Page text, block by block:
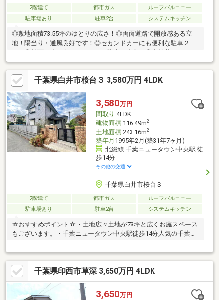
2階建て 都市ガス
ルーフバルコニー
駐車場あり
駐車2台 システムキッチン
◎敷地面積73.55坪のゆとりの広さ！◎両面道路で開放感ある立
地！陽当り・通風良好です！◎セカンドカーにも便利な駐車２台
ム済！キレイなお住まいで新生活を！◎ご家族みんながゆったり
くつろげる広々リビング！◎家事の時短に貢献！食器洗浄乾燥機
完備！◎全居室収納付！お部屋もスッキリ片付きます！【リフォ
ーム内容】・システムキッチン交換・ユニットバス交換・洗面化
粧台交換・トイレ交換・給湯機交換・フローリング、クロス交
換・畳表替え、襖・障子張替え・外壁、屋根塗装・ハウスクリー
ニングなど
千葉県白井市桜台３ 3,580万円 4LDK
3,580万円
間取り 4LDK
建物面積116.49m2
土地面積243.16m2
築年月 1995年2月(築31年7ヶ月)
北総線 千葉ニュータウン中央駅 徒
歩14分
その他の交通
千葉県白井市桜台３
2階建て 都市ガス
ルーフバルコニー
駐車場あり
駐車2台 システムキッチン
☆おすすめポイント☆・土地広々土地が73坪と広くお庭スペース
もございます。・千葉ニュータウン中央駅徒歩14分人気の千葉ニ
比べて費用を抑えることができます。・内外装リフォーム済みキ
ッチン新規交換浴室新規交換洗面化粧台新規交換トイレ新規交換
畳表替え襖新規交換障子新規交換給湯器新規交換クロス貼替CF張
替外壁塗装屋根塗装ハウスクリーニング
千葉県印西市草深 3,650万円 4LDK
3,650万円